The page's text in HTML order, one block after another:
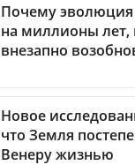
Почему эволюция
на миллионы лет,
внезапно
Новое
что Земля
Венеру жизнью